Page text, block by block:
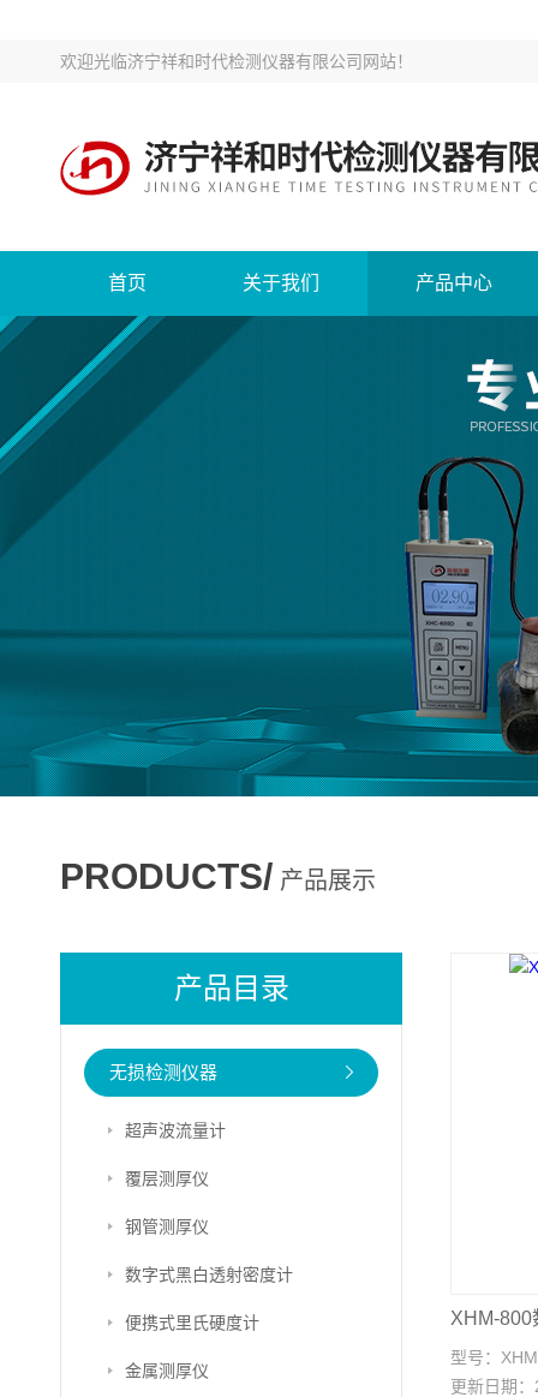
欢迎光临济宁祥和时代检测仪器有限公司网站！
首页 关于我们 产品中心
PRODUCTS/ 产品展示
产品目录
无损检测仪器
超声波流量计
覆层测厚仪
钢管测厚仪
数字式黑白透射密度计
便携式里氏硬度计
金属测厚仪
XHM-800
型号：
更新日期：